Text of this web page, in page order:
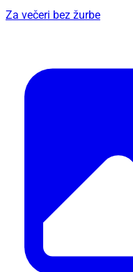
Za večeri bez žurbe